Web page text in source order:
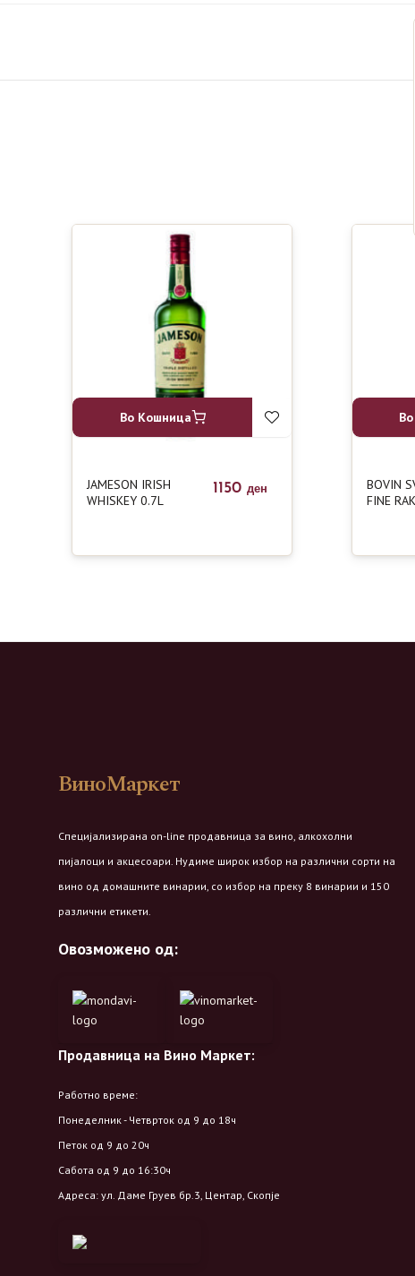
Во Кошница
JAMESON IRISH
WHISKEY 0.7L
1150 ден
BOVIN
FINE
ВиноМаркет
Специјализирана on-line продавница за вино, алкохолни
пијалоци и акцесоари. Нудиме широк избор на различни сорти на
вино од домашните винарии, со избор на преку 8 винарии и 150
различни етикети.
Овозможено од:
Продавница на Вино Маркет:
Работно време:
Понеделник - Четврток од 9 до 18ч
Петок од 9 до 20ч
Сабота од 9 до 16:30ч
Адреса: ул. Даме Груев бр.3, Центар, Скопје